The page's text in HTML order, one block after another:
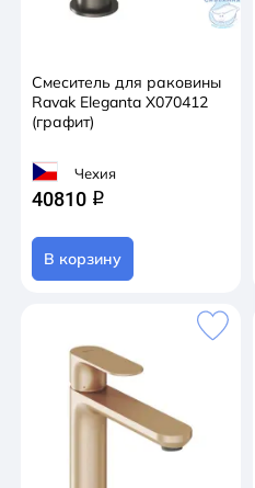
Смеситель для раковины
Ravak Eleganta X070412
(графит)
Чехия
40810 q
В корзину